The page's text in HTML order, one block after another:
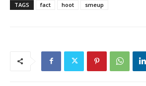
TAGS fact hoot smeup